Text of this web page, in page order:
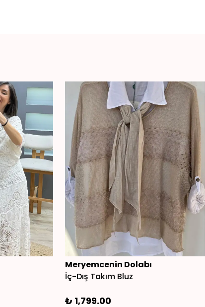
Meryemcenin Dolabı
İç-Dış Takım Bluz
₺ 1,799.00